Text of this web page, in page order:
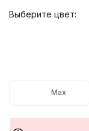
Выберите цвет:
Max